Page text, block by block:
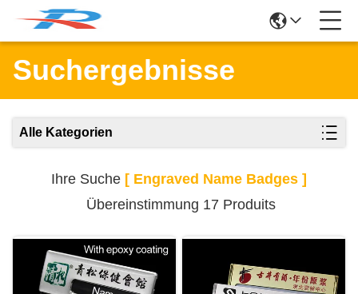
Suchergebnisse
Alle Kategorien
Ihre Suche [ Engraved Name Badges ]
Übereinstimmung 17 Produits